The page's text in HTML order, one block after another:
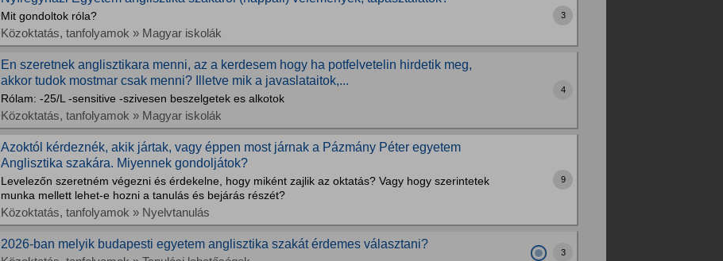
Mit gondoltok róla?
Közoktatás, tanfolyamok » Magyar iskolák
3
En szeretnek anglisztikara menni, az a kerdesem hogy ha potfelvetelin hirdetik meg,
akkor tudok mostmar csak menni? Illetve mik a javaslataitok,...
Rólam: -25/L -sensitive -szivesen beszelgetek es alkotok
Közoktatás, tanfolyamok » Magyar iskolák
4
Azoktól kérdeznék, akik jártak, vagy éppen most járnak a Pázmány Péter egyetem
Anglisztika szakára. Miyennek gondoljátok?
Levelezőn szeretném végezni és érdekelne, hogy miként zajlik az oktatás? Vagy hogy szerintetek
munka mellett lehet-e hozni a tanulás és bejárás részét?
Közoktatás, tanfolyamok » Nyelvtanulás
9
2026-ban melyik budapesti egyetem anglisztika szakát érdemes választani?
3